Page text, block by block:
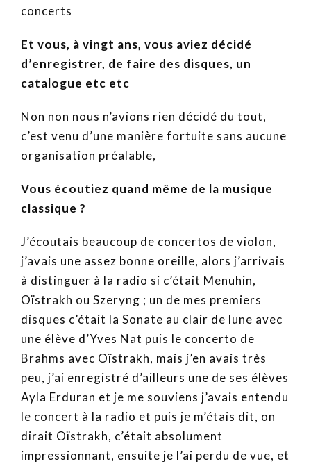
concerts
Et vous, à vingt ans, vous aviez décidé
d’enregistrer, de faire des disques, un
catalogue etc etc
Non non nous n’avions rien décidé du tout,
c’est venu d’une manière fortuite sans aucune
organisation préalable,
Vous écoutiez quand même de la musique
classique ?
J’écoutais beaucoup de concertos de violon,
j’avais une assez bonne oreille, alors j’arrivais
à distinguer à la radio si c’était Menuhin,
Oïstrakh ou Szeryng ; un de mes premiers
disques c’était la Sonate au clair de lune avec
une élève d’Yves Nat puis le concerto de
Brahms avec Oïstrakh, mais j’en avais très
peu, j’ai enregistré d’ailleurs une de ses élèves
Ayla Erduran et je me souviens j’avais entendu
le concert à la radio et puis je m’étais dit, on
dirait Oïstrakh, c’était absolument
impressionnant, ensuite je l’ai perdu de vue, et